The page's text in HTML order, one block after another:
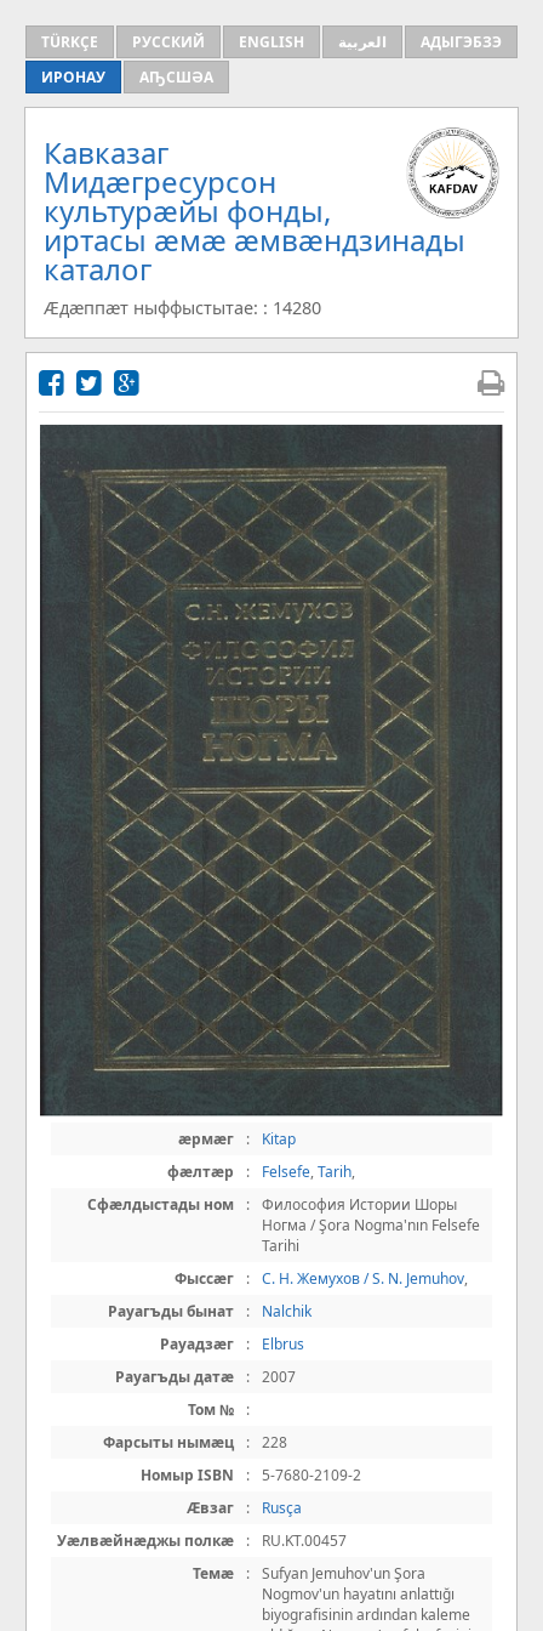
TÜRKÇE РУССКИЙ ENGLISH العربية
АДЫГЭБЗЭ
ИРОНАУ
АҦСШӘА
Кавказаг
Мидæгресурсон
культурæйы фонды,
иртасы æмæ æмвæндзинады
каталог
Æдæппæт ныффыстытае: : 14280
æрмæг :
Kitap
фæлтæр
: Felsefe,Tarih,
Сфæлдыстады ном
: Философия Истории Шоры
Ногма / Şora Nogma'nın Felsefe
Tarihi
Фыссæг
: С. Н. Жемухов / S. N. Jemuhov,
Рауагъды бынат
:
Nalchik
Рауадзæг
:
Elbrus
Рауагъды датæ
: 2007
Том №
:
Фарсыты нымæц
: 228
Номыр ISBN
:
5-7680-2109-2
Æвзаг
:
Rusça
Уæлвæйнæджы полкæ
:
RU.KT.00457
Темæ
: Sufyan Jemuhov'un Şora
Nogmov'un hayatını anlattığı
biyografisinin ardından kaleme